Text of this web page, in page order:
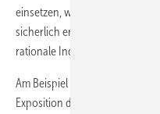
einsetzen, während eine
sicherlich erst nach
rationale Indikation hat.
Am Beispiel der
Exposition durch natürliche